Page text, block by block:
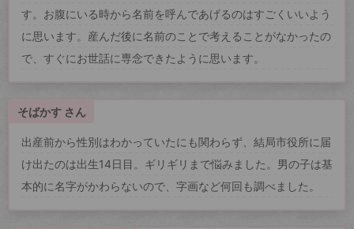
す。お腹にいる時から名前を呼んであげるのはすごくいいよう
に思います。産んだ後に名前のことで考えることがなかったの
で、すぐにお世話に専念できたように思います。
そばかす さん
出産前から性別はわかっていたにも関わらず、結局市役所に届
け出たのは出生14日目。ギリギリまで悩みました。男の子は基
本的に名字がかわらないので、字画など何回も調べました。